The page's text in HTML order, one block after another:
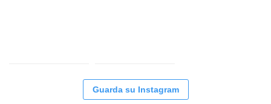
Guarda su Instagram